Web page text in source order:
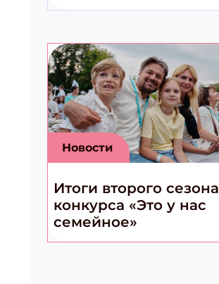
Новости
Итоги второго сезона
конкурса «Это у нас
семейное»